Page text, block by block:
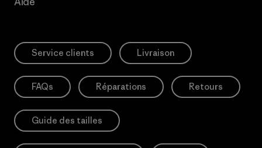
Service clients Livraison
FAQs Réparations Retours
Guide des tailles